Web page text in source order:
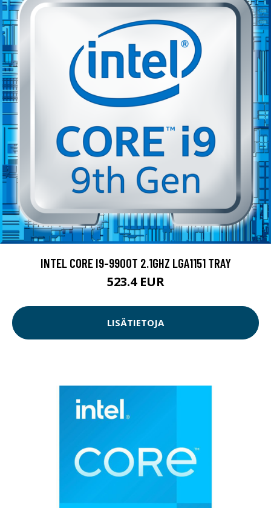
INTEL CORE I9-9900T 2.1GHZ LGA1151 TRAY
523.4 EUR
LISÄTIETOJA